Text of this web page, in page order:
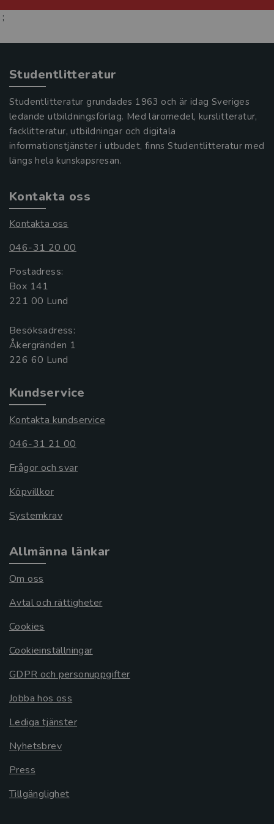
;
Studentlitteratur
Studentlitteratur grundades 1963 och är idag Sveriges
ledande utbildningsförlag. Med läromedel, kurslitteratur,
facklitteratur, utbildningar och digitala
informationstjänster i utbudet, finns Studentlitteratur med
längs hela kunskapsresan.
Kontakta oss
Kontakta oss
046-31 20 00
Postadress:
Box 141
221 00 Lund
Besöksadress:
Åkergränden 1
Kundservice
Kontakta kundservice
046-31 21 00
Frågor och svar
Köpvillkor
Systemkrav
Allmänna länkar
Om oss
Avtal och rättigheter
Cookies
Cookieinställningar
GDPR och personuppgifter
Jobba hos oss
Lediga tjänster
Nyhetsbrev
Press
Tillgänglighet